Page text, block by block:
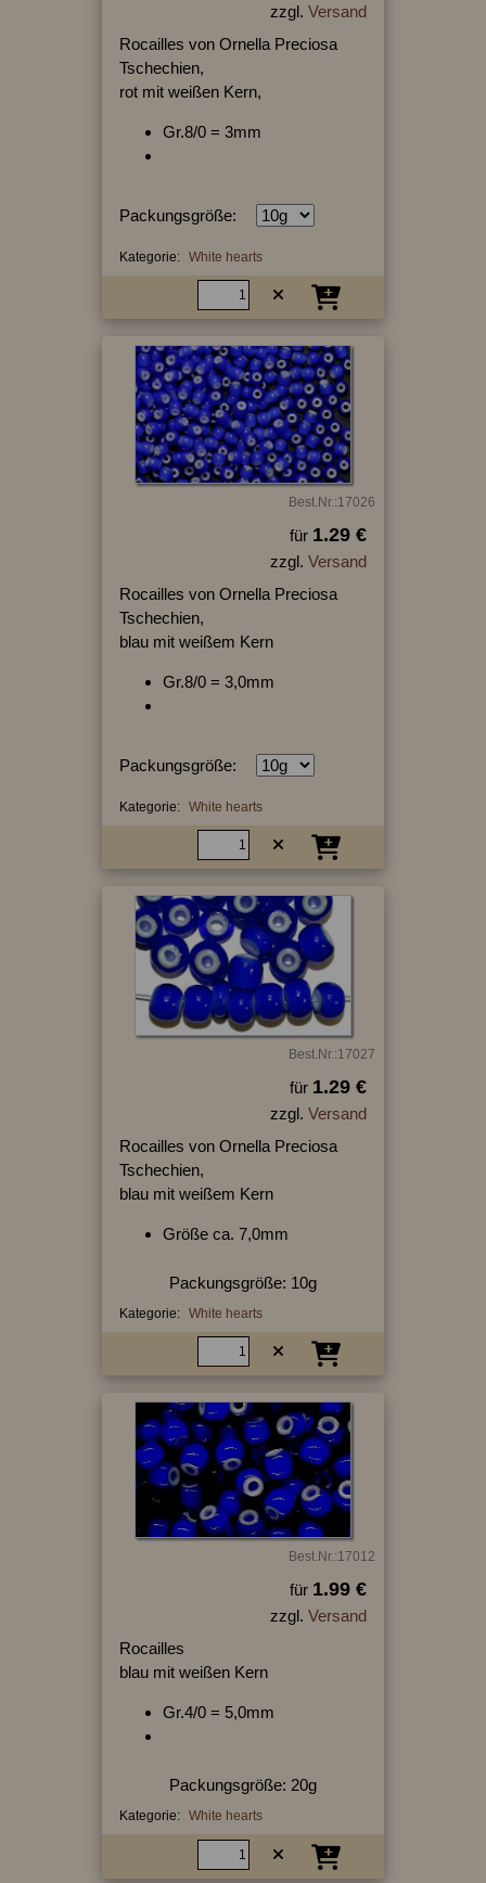
zzgl. Versand
Rocailles von Ornella Preciosa
Tschechien,
rot mit weißen Kern,
Gr.8/0 = 3mm
Packungsgröße:
Kategorie: White hearts
Best.Nr.:17026
für 1.29 €
zzgl. Versand
Rocailles von Ornella Preciosa
Tschechien,
blau mit weißem Kern
Gr.8/0 = 3,0mm
Packungsgröße:
Kategorie: White hearts
Best.Nr.:17027
für 1.29 €
zzgl. Versand
Rocailles von Ornella Preciosa
Tschechien,
blau mit weißem Kern
Größe ca. 7,0mm
Packungsgröße: 10g
Kategorie: White hearts
Best.Nr.:17012
für 1.99 €
zzgl. Versand
Rocailles
blau mit weißen Kern
Gr.4/0 = 5,0mm
Packungsgröße: 20g
Kategorie: White hearts